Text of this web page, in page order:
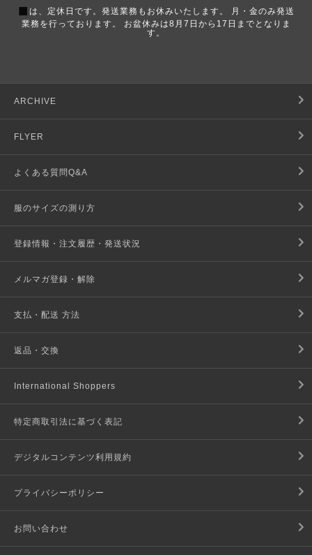
■ は、定休日です。発送業務もお休みいたします。 月・金のみ発送
業務を行っております。 お盆休みは8月7日から17日までとなりま
す。
ARCHIVE
FLYER
よくある質問Q&A
服のサイズの測り方
登録情報・注文履歴・発送状況
メルマガ登録・解除
支払・配送 方法
返品・交換
International Shoppers
特定商取引法に基づく表記
デジタルコンテンツ利用規約
プライバシーポリシー
お問い合わせ